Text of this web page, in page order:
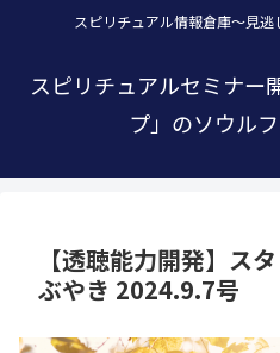
スピリチュアル情報倉庫～見逃
スピリチュアルセミナー
プ」のソウル
【透聴能力開発】ス
ぶやき 2024.9.7号